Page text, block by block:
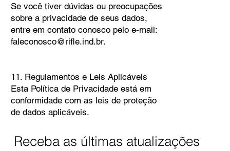
Se você tiver dúvidas ou preocupações
sobre a privacidade de seus dados,
entre em contato conosco pelo e-mail:
faleconosco@rifle.ind.br.
11. Regulamentos e Leis Aplicáveis
Esta Política de Privacidade está em
conformidade com as leis de proteção
de dados aplicáveis.
Receba as últimas atualizações